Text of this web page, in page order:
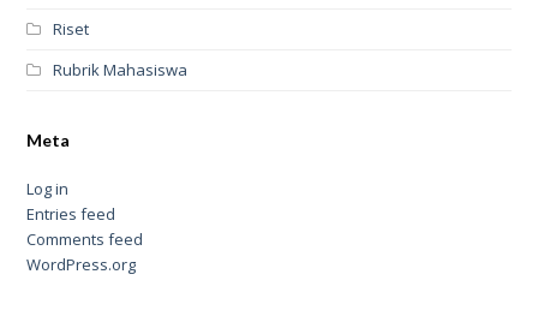
Riset
Rubrik Mahasiswa
Meta
Log in
Entries feed
Comments feed
WordPress.org